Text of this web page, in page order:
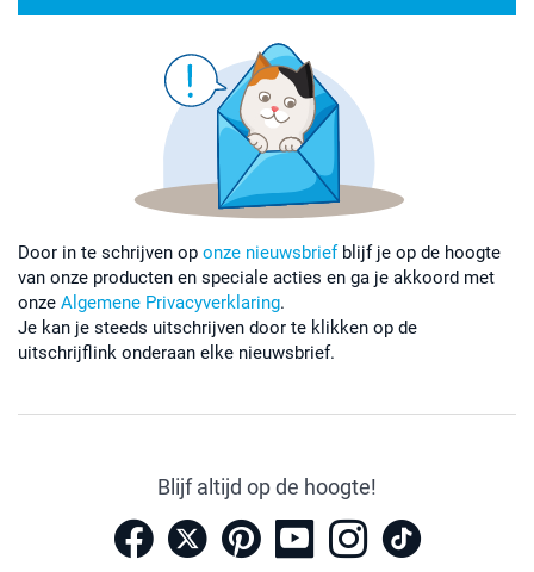
Door in te schrijven op onze nieuwsbrief blijf je op de hoogte
van onze producten en speciale acties en ga je akkoord met
onze Algemene Privacyverklaring.
Je kan je steeds uitschrijven door te klikken op de
uitschrijflink onderaan elke nieuwsbrief.
Blijf altijd op de hoogte!